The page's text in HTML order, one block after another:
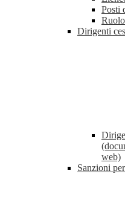
Posti
Dirigenti
web)
Sanzioni